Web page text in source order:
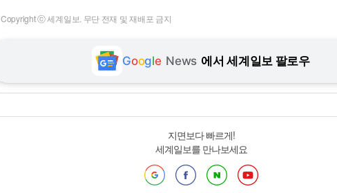
Copyright ⓒ 세계일보. 무단 전재 및 재배포 금지
Google News 에서 세계일보 팔로우
지면보다 빠르게!
세계일보를 만나보세요